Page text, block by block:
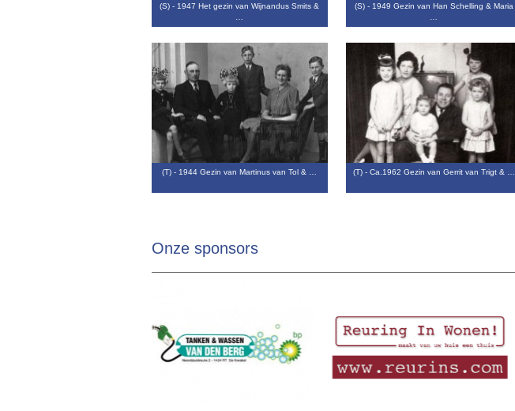
(S) - 1947 Het gezin van Wijnandus Smits &
(S) - 1949 Gezin van Han Schelling & Maria
(T) - 1944 Gezin van Martinus van Tol & … (T) - Ca.1962 Gezin van Gerrit van Trigt & …
Onze sponsors